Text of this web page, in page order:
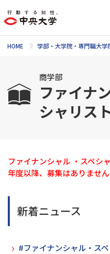
HOME 学部・大学院・専門職大学
商学部
ファイナ
シャリス
ファイナンシャル ・スペシ
年度以降、募集はありません
新着ニュース
#ファイナンシャル・ス